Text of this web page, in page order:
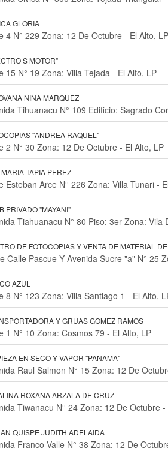
GLORIA
4 N° 229 Zona: 12 De Octubre - El Alto, LP
S MOTOR"
15 N° 19 Zona: Villa Tejada - El Alto, LP
NINA MARQUEZ
Tihuanacu N° 109 Edificio: Sagrado
"ANDREA RAQUEL"
2 N° 30 Zona: 12 De Octubre - El Alto, LP
TAPIA PEREZ
Esteban Arce N° 226 Zona: Villa Tunari -
PRIVADO "MAYANI"
Tiahuanacu N° 80 Piso: 3er Zona: Vila
DE FOTOCOPIAS Y VENTA DE MATERIAL
Calle Pascue Y Avenida Sucre "a" N° 25
AZUL
8 N° 123 Zona: Villa Santiago 1 - El Alto,
Y GRUAS GOMEZ RAMOS
1 N° 10 Zona: Cosmos 79 - El Alto, LP
EN SECO Y VAPOR "PANAMA"
Raul Salmon N° 15 Zona: 12 De
ROXANA ARZALA DE CRUZ
Tiwanacu N° 24 Zona: 12 De Octubre -
QUISPE JUDITH ADELAIDA
Franco Valle N° 38 Zona: 12 De